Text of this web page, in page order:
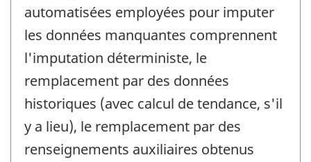
automatisées employées pour imputer
les données manquantes comprennent
l'imputation déterministe, le
remplacement par des données
historiques (avec calcul de tendance, s'il
y a lieu), le remplacement par des
renseignements auxiliaires obtenus